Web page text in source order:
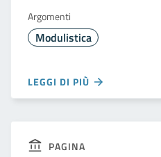
Argomenti
Modulistica
LEGGI DI PIÙ
PAGINA